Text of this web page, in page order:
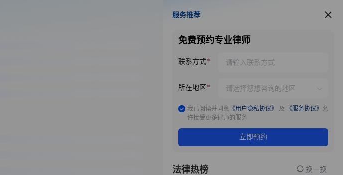
服务推荐
服务推荐
免费预约专业律师
联系方式
所在地区
我已阅读并同意 《用户隐私协议》 及 《服务协议》 允
许接受更多律师的服务
立即预约
法律热榜 换一换